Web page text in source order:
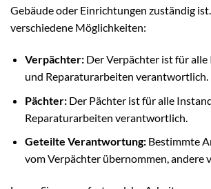
Gebäude oder Einrichtungen zuständig
verschiedene Möglichkeiten:
Verpächter:Der Verpächter ist für
und Reparaturarbeiten verantwortlich.
Pächter:Der Pächter ist für alle
Reparaturarbeiten verantwortlich.
Geteilte Verantwortung:Bestimmte
vom Verpächter übernommen, andere